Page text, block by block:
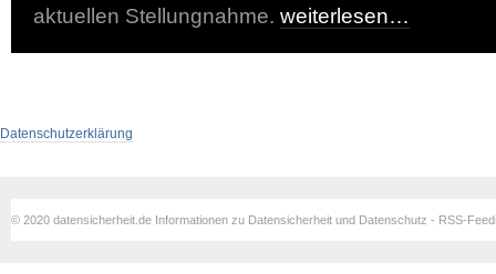
aktuellen Stellungnahme. weiterlesen…
Datenschutzerklärung
© 2020 datensicherheit.de Informationen zu Datensicherheit und Datenschutz - RSS-